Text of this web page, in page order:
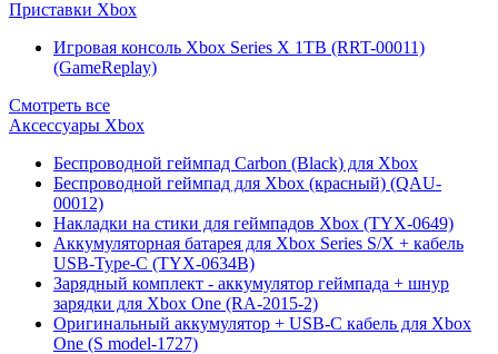
Приставки Xbox
Игровая консоль Xbox Series X 1TB (RRT-00011)
(GameReplay)
Смотреть все
Аксессуары Xbox
Беспроводной геймпад Carbon (Black) для Xbox
Беспроводной геймпад для Xbox (красный) (QAU-
00012)
Накладки на стики для геймпадов Xbox (TYX-0649)
Аккумуляторная батарея для Xbox Series S/X + кабель
USB-Type-C (TYX-0634B)
Зарядный комплект - аккумулятор геймпада + шнур
зарядки для Xbox One (RA-2015-2)
Оригинальный аккумулятор + USB-C кабель для Xbox
One (S model-1727)